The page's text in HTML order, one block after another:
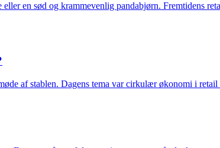
eller en sød og krammevenlig pandabjørn. Fremtidens
af stablen. Dagens tema var cirkulær økonomi i